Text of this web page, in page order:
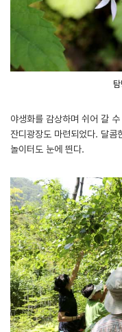
야생화를 감상하며 쉬어 갈
잔디광장도 마련되었다. 달콤
놀이터도 눈에 띈다.